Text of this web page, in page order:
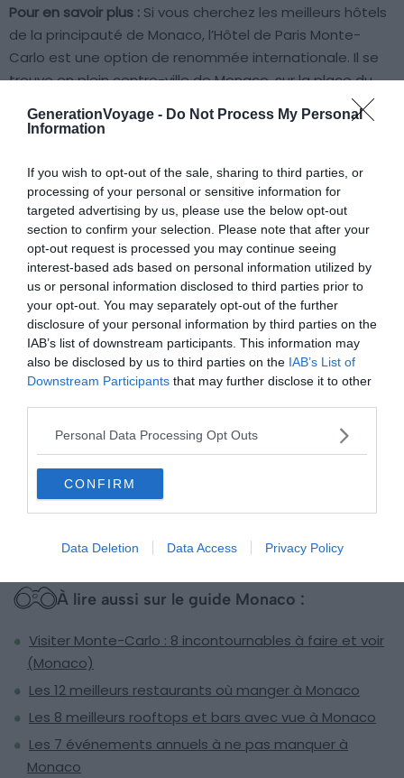
GenerationVoyage - Do Not Process My Personal
Information
If you wish to opt-out of the sale, sharing to third parties, or
processing of your personal or sensitive information for
targeted advertising by us, please use the below opt-out
section to confirm your selection. Please note that after your
opt-out request is processed you may continue seeing
interest-based ads based on personal information utilized by
us or personal information disclosed to third parties prior to
your opt-out. You may separately opt-out of the further
disclosure of your personal information by third parties on the
IAB’s list of downstream participants. This information may
also be disclosed by us to third parties on the IAB’s List of
Downstream Participants that may further disclose it to other
Personal Data Processing Opt Outs
CONFIRM
Data Deletion Data Access Privacy Policy
Pour en savoir plus : Si vous cherchez les meilleurs hôtels
de la principauté de Monaco, l’Hôtel de Paris Monte-
Carlo est une option de renommée internationale. Il se
trouve en plein centre-ville de Monaco, sur la place du
Casino, près du quartier d’affaires et du quartier de
shopping de luxe de One Monte-Carlo. De là, profitez
Méditerranée. Ne passez pas à côté de la suite
Princesse Grace et la suite Prince Rainier III, célèbres pour
leur luxe inégalé sur la Côte d’Azur.
L’endroit propose également plusieurs restaurants
primés, dont le Louis XV – Alain Ducasse et Le Grill, qui
offre une vue panoramique sur la Méditerranée. De plus,
de nombreuses activités vous attendent pour un séjour
inoubliable à l’Hôtel de Paris. Dégustez un thé au Patio
des Joailliers, savourez un cocktail au Bar Américain sur
À lire aussi sur le guide Monaco :
Visiter Monte-Carlo : 8 incontournables à faire et voir
(Monaco)
Les 12 meilleurs restaurants où manger à Monaco
Les 8 meilleurs rooftops et bars avec vue à Monaco
Les 7 événements annuels à ne pas manquer à
Monaco